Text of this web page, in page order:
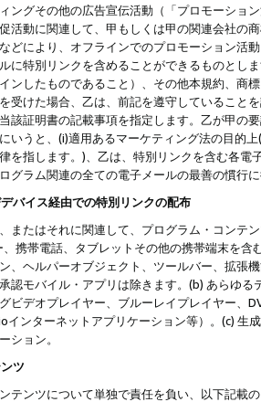
ングその他の広告宣伝活動（「プロモーショ
活動に関連して、甲もしくは甲の関連会社の
どにより、オフラインでのプロモーション活
に特別リンクを含めることができるものとし
ンしたものであること）、その他本規約、商
受けた場合、乙は、前記を遵守していること
該証明書の記載事項を指定します。乙が甲の
いうと、(i)適用あるマーケティング法の目的
を指します。)、乙は、特別リンクを含む各
グラム関連の全ての電子メールの最善の慣行
バイス経由での特別リンクの配布
またはそれに関連して、プログラム・コンテ
、携帯電話、タブレットその他の携帯端末を
、ヘルパーオブジェクト、ツールバー、拡張
認モバイル・アプリは除きます。(b) あらゆ
ビデオプレイヤー、ブルーレイプレイヤー、
インターネットアプリケーション等）。(c)
ション。
ツ
テンツについて単独で責任を負い、以下記載